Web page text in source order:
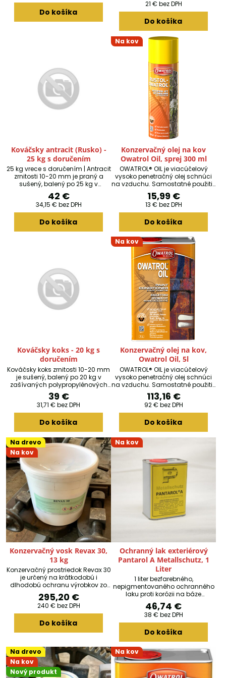
Do košíka
zoxidované kovy, které byly dříve
ošetřeny produktem OWATROL
OIL® u kterých je vyžadováno
udržování přirozeného vzhledu
povrchu.Je dlouhodobě účinný a
má vysokou odolnost vůči UV
Zdobí, chrání...
21 € bez DPH
Do košíka
Kováčsky antracit (Rusko) -
25 kg s doručením
25 kg vrece s doručením | Antracit
zrnitosti 10-20 mm je praný a
sušený, balený po 25 kg v
zašívaných polypropylénových
tkaných vreciach.Po objednaní a
zaplatení vám bude doručená
papierová krabica s jedným 25
kg vrecom.
42 €
34,15 € bez DPH
Do košíka
Na kov
Konzervačný olej na kov
Owatrol Oil, sprej 300 ml
OWATROL® OIL je viacúčelový
vysoko penetračný olej schnúci
na vzduchu. Samostatné použitie
oleja OWATROL® poskytuje pevný
pružný film, ktorý vytláča
prebytočnú vlhkosť a vzduch zo
zhrdzaveného kovu a tým
zabraňuje korózii. Vypĺňa suché
zastavenia olupovania farby.
15,99 €
13 € bez DPH
Do košíka
Kováčsky koks - 20 kg s
doručením
Kováčsky koks zrnitosti 10-20 mm
je sušený, balený po 20 kg v
zašívaných polypropylénových
tkaných vreciach. Po objednaní a
zaplatení Vám bude doručená
papierová krabica s jedným 20
kg vrecom.
39 €
31,71 € bez DPH
Do košíka
Na kov
Konzervačný olej na kov,
Owatrol Oil, 5l
OWATROL® OIL je viacúčelový
vysoko penetračný olej schnúci
na vzduchu. Samostatné použitie
oleja OWATROL® poskytuje pevný
pružný film, ktorý vytláča
prebytočnú vlhkosť a vzduch zo
zhrdzaveného kovu a tým
zabraňuje korózii. Vypĺňa suché
pórovité drevo na účely
zastavenia olupovania farby.
113,16 €
92 € bez DPH
Do košíka
Na drevo
Na kov
Konzervačný vosk Revax 30,
13 kg
Konzervačný prostriedok Revax 30
je určený na krátkodobú i
dlhodobú ochranu výrobkov zo
železných i neželezných kovov v
akýchkoľvek klimatických
podmienkach.
295,20 €
240 € bez DPH
Do košíka
Na kov
Ochranný lak exteriérový
Pantarol A Metallschutz, 1
Liter
1 liter bezfarebného,
nepigmentovaného ochranného
laku proti korózii na báze
polyakrylátu pre ochranné nátery
kovových povrchov s vysokým
leskom (obzvlášť pre neželezné
kovy) a odolné voči
poveternostným vplyvom.
a v peci.
46,74 €
38 € bez DPH
Do košíka
Na drevo
Na kov
Nový produkt
Na kov